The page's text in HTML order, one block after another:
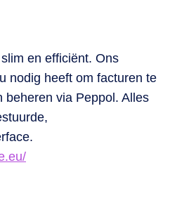
en efficiënt. Ons
nodig heeft om facturen te
beheren via Peppol. Alles